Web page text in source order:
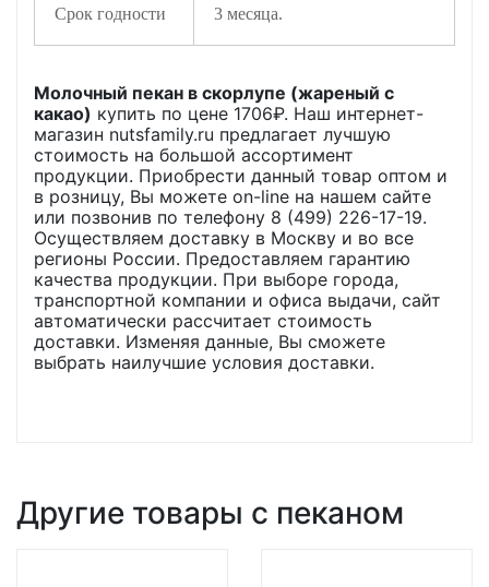
Срок годности 3 месяца.
Молочный пекан в скорлупе (жареный с
какао) купить по цене 1706₽. Наш интернет-
магазин nutsfamily.ru предлагает лучшую
стоимость на большой ассортимент
продукции. Приобрести данный товар оптом и
в розницу, Вы можете on-line на нашем сайте
или позвонив по телефону 8 (499) 226-17-19.
Осуществляем доставку в Москву и во все
регионы России. Предоставляем гарантию
качества продукции. При выборе города,
транспортной компании и офиса выдачи, сайт
автоматически рассчитает стоимость
доставки. Изменяя данные, Вы сможете
выбрать наилучшие условия доставки.
Другие товары с пеканом